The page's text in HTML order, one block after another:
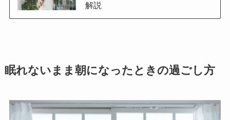
解説
眠れないまま朝になったときの過ごし方